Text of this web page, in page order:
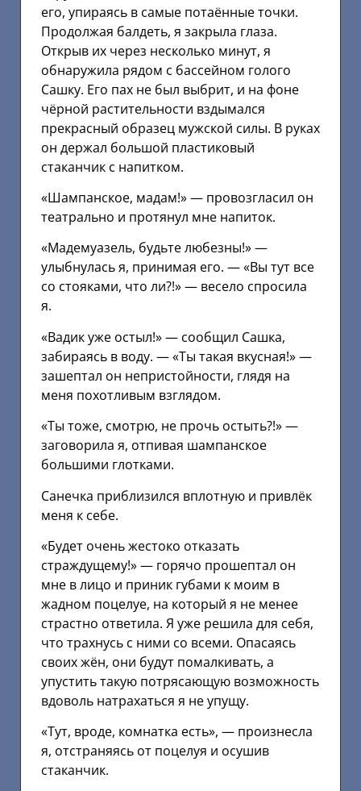
его, упираясь в самые потаённые точки.
Продолжая балдеть, я закрыла глаза.
Открыв их через несколько минут, я
обнаружила рядом с бассейном голого
Сашку. Его пах не был выбрит, и на фоне
чёрной растительности вздымался
прекрасный образец мужской силы. В руках
он держал большой пластиковый
стаканчик с напитком.
«Шампанское, мадам!» — провозгласил он
театрально и протянул мне напиток.
«Мадемуазель, будьте любезны!» —
улыбнулась я, принимая его. — «Вы тут все
со стояками, что ли?!» — весело спросила
я.
«Вадик уже остыл!» — сообщил Сашка,
забираясь в воду. — «Ты такая вкусная!» —
зашептал он непристойности, глядя на
меня похотливым взглядом.
«Ты тоже, смотрю, не прочь остыть?!» —
заговорила я, отпивая шампанское
большими глотками.
Санечка приблизился вплотную и привлёк
меня к себе.
«Будет очень жестоко отказать
страждущему!» — горячо прошептал он
мне в лицо и приник губами к моим в
жадном поцелуе, на который я не менее
страстно ответила. Я уже решила для себя,
что трахнусь с ними со всеми. Опасаясь
своих жён, они будут помалкивать, а
упустить такую потрясающую возможность
вдоволь натрахаться я не упущу.
«Тут, вроде, комнатка есть», — произнесла
я, отстраняясь от поцелуя и осушив
стаканчик.